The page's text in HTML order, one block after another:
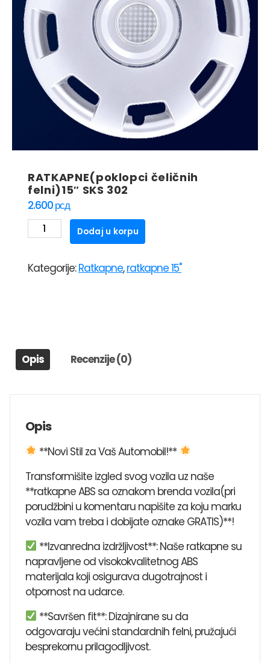
RATKAPNE(poklopci čeličnih
felni)15″ SKS 302
2.600рсд
RATKAPNE(poklopci
čeličnih
SKS
Dodaj u korpu
Kategorije:Ratkapne,ratkapne 15"
Opis Recenzije (0)
Opis
**Novi Stil za Vaš Automobil!**
Transformišite izgled svog vozila uz naše
**ratkapne ABS sa oznakom brenda vozila(pri
porudžbini u komentaru napišite za koju marku
vozila vam treba i dobijate oznake GRATIS)**!
**Izvanredna izdržljivost**: Naše ratkapne su
napravljene od visokokvalitetnog ABS
materijala koji osigurava dugotrajnost i
otpornost na udarce.
**Savršen fit**: Dizajnirane su da
odgovaraju većini standardnih felni, pružajući
besprekornu prilagodljivost.